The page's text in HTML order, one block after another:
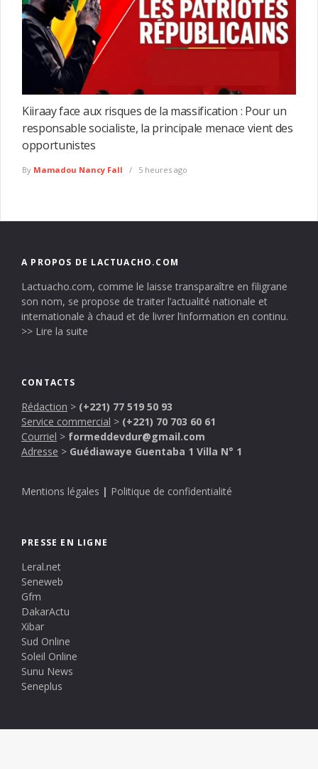
Kiiraay face aux risques de la massification : Pour un
responsable socialiste, la principale menace vient des
opportunistes
By Mamadou Nancy Fall 5 heures ago
A PROPOS DE LACTUACHO.COM
Lactuacho.com, comme le laisse transparaître en filigrane
son nom, se propose de traiter l’actualité nationale et
internationale à chaud et de livrer l’information en continu.
>> Lire la suite
CONTACTS
Rédaction > (+221) 77 519 50 93
Service commercial > (+221) 70 703 60 61
Courriel > formeddevdur@gmail.com
Adresse > Guédiawaye Guentaba 1 Villa N° 1
Mentions légales | Politique de confidentialité
PRESSE EN LIGNE
Leral.net
Seneweb
Gfm
DakarActu
Xibar
Sud Online
Soleil Online
Sunu News
Seneplus